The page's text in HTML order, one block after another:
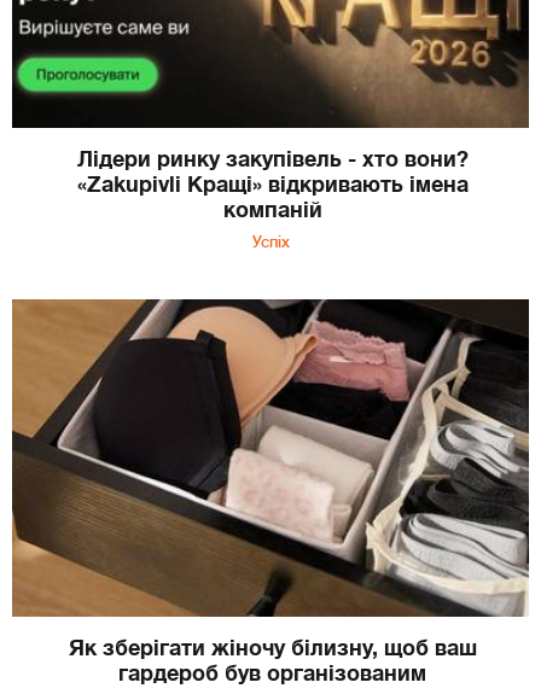
Лідери ринку закупівель - хто вони?
«Zakupivli Кращі» відкривають імена
компаній
Успіх
Як зберігати жіночу білизну, щоб ваш
гардероб був організованим